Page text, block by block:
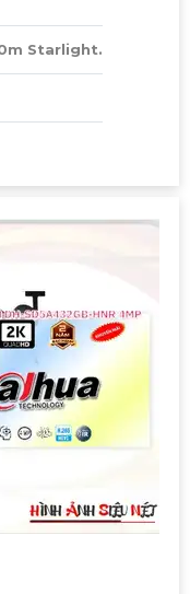
Starlight.